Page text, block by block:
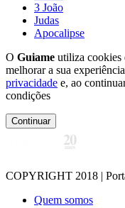
3 João
Judas
Apocalipse
O Guiame utiliza cookies
melhorar a sua
privacidade e, ao
condições
Continuar
COPYRIGHT 2018 |
Quem somos